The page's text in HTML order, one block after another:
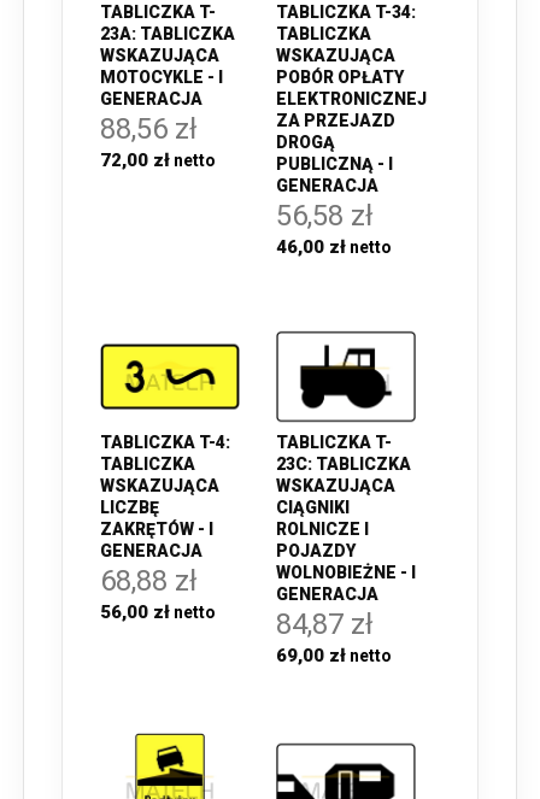
TABLICZKA T-
23A: TABLICZKA
WSKAZUJĄCA
MOTOCYKLE - I
GENERACJA
88,56 zł
72,00 zł
TABLICZKA T-34:
TABLICZKA
WSKAZUJĄCA
POBÓR OPŁATY
ELEKTRONICZNEJ
ZA PRZEJAZD
DROGĄ
PUBLICZNĄ - I
GENERACJA
56,58 zł
46,00 zł
TABLICZKA T-4:
TABLICZKA
WSKAZUJĄCA
LICZBĘ
ZAKRĘTÓW - I
GENERACJA
68,88 zł
56,00 zł
TABLICZKA T-
23C: TABLICZKA
WSKAZUJĄCA
CIĄGNIKI
ROLNICZE I
POJAZDY
WOLNOBIEŻNE - I
GENERACJA
84,87 zł
69,00 zł